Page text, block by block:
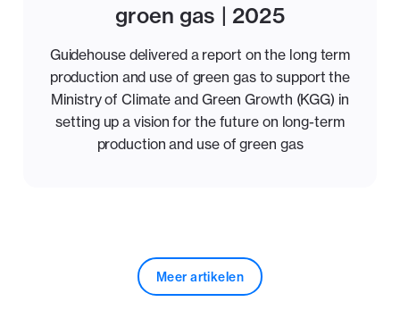
groen gas | 2025
Guidehouse delivered a report on the long term
production and use of green gas to support the
Ministry of Climate and Green Growth (KGG) in
setting up a vision for the future on long-term
production and use of green gas
Meer artikelen